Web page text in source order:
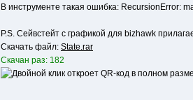
В инструменте такая ошибка: RecursionError:
P.S. Сейвстейт с графикой для bizhawk
Скачать файл: State.rar
Скачан раз: 182